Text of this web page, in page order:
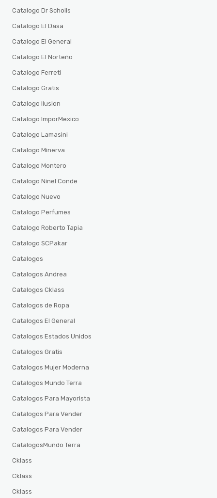
Catalogo Dr Scholls
Catalogo El Dasa
Catalogo El General
Catalogo El Norteño
Catalogo Ferreti
Catalogo Gratis
Catalogo Ilusion
Catalogo ImporMexico
Catalogo Lamasini
Catalogo Minerva
Catalogo Montero
Catalogo Ninel Conde
Catalogo Nuevo
Catalogo Perfumes
Catalogo Roberto Tapia
Catalogo SCPakar
Catalogos
Catalogos Andrea
Catalogos Cklass
Catalogos de Ropa
Catalogos El General
Catalogos Estados Unidos
Catalogos Gratis
Catalogos Mujer Moderna
Catalogos Mundo Terra
Catalogos Para Mayorista
Catalogos Para Vender
Catalogos Para Vender
CatalogosMundo Terra
Cklass
Cklass
Cklass